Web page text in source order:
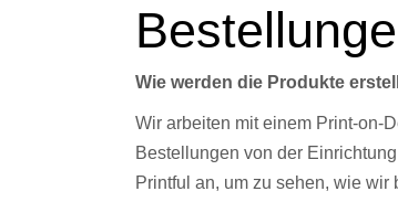
Wie werden die Produkte
Wir arbeiten mit einem Print-on-
Bestellungen von der
Printful an, um zu sehen, wie wir